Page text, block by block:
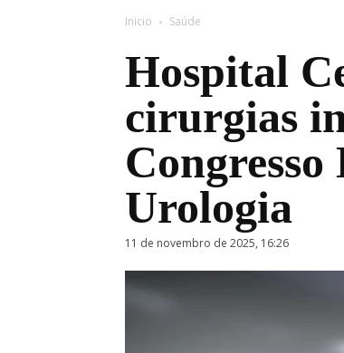
Inicio Saúde
Hospital
cirurgias
Urologia
11 de novembro de 2025, 16:26